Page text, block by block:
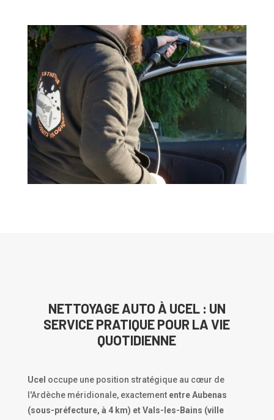
NETTOYAGE AUTO À UCEL : UN
SERVICE PRATIQUE POUR LA VIE
QUOTIDIENNE
Ucel occupe une position stratégique au cœur de
l'Ardèche méridionale, exactement entre Aubenas
(sous-préfecture, à 4 km) et Vals-les-Bains (ville